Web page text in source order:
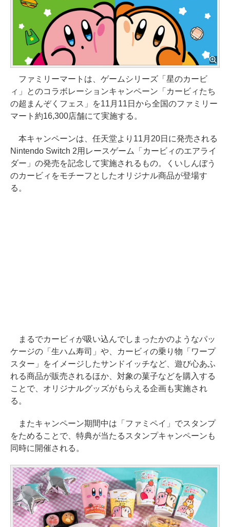
ファミリーマートは、ゲームシリーズ「星のカービ
ィ」とのコラボレーションキャンペーン「カービィたち
の超まんぞくフェス」を11月11日から全国のファミリー
マート約16,300店舗にて実施する。
本キャンペーンは、任天堂より11月20日に発売される
Nintendo Switch 2用レースゲーム「カービィのエアライ
ダー」の発売を記念して実施されるもの。くいしんぼう
のカービィをモチーフとしたオリジナル商品が登場す
る。
まるでカービィが吸い込んでしまったかのようなパッ
ケージの「生ハム寿司」や、カービィの乗り物「ワープ
スター」をイメージしたサンドイッチなど、遊び心あふ
れる商品が販売されるほか、対象の菓子などを購入する
ことで、オリジナルグッズがもらえる企画も実施され
る。
またキャンペーン期間中は「ファミペイ」でスタンプ
をためることで、特典が当たるスタンプキャンペーンも
同時に開催される。